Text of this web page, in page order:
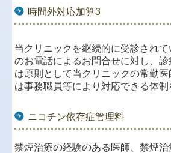
時間外対応加算3
当クリニックを継続的に受診され
のお電話によるお問合せに対し、
は原則として当クリニックの常勤
は事務職員等により対応できる体制
ニコチン依存症管理料
禁煙治療の経験のある医師、禁煙